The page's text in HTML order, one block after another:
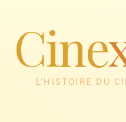
Cine
L'HISTOIRE DU